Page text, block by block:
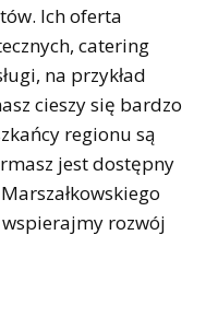
Ich oferta
catering
na przykład
cieszy się bardzo
regionu są
jest dostępny
rozwój